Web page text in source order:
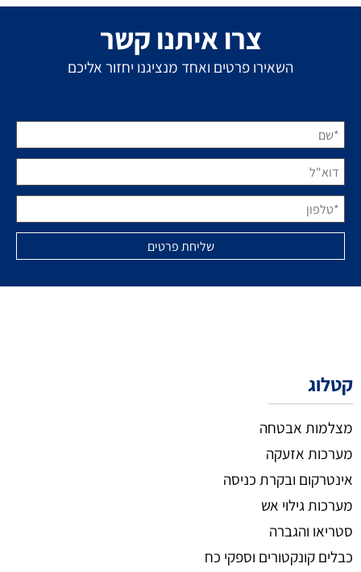
צרו איתנו קשר
השאירו פרטים ואחד מנציגנו יחזור אליכם
קטלוג
מצלמות אבטחה
מערכות אזעקה
אינטרקום ובקרת כניסה
מערכות גילוי אש
סטריאו והגברה
כבלים קונקטורים וספקי כח